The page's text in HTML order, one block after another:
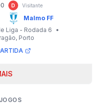
D Visitante
Malmo FF
Liga - Rodada 6
•
, Porto